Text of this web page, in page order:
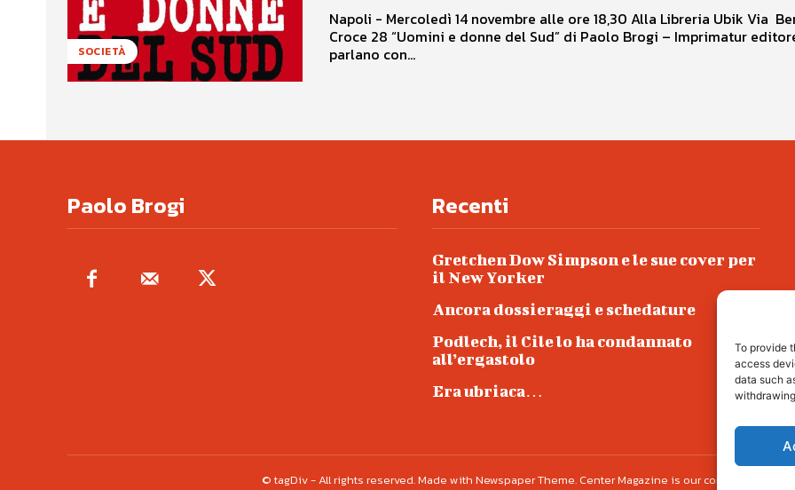
To provide
access
data such
SOCIETÀ
Napoli - Mercoledì 14 novembre alle ore 18,30 Alla Libreria Ubik Via Benedetto
Croce 28 “Uomini e donne del Sud” di Paolo Brogi – Imprimatur editore Ne
parlano con...
Paolo Brogi Recenti
Gretchen Dow Simpson e le sue cover per
il New Yorker
Ancora dossieraggi e schedature
Podlech, il Cile lo ha condannato
all’ergastolo
Era ubriaca…
© tagDiv - All rights reserved. Made with Newspaper Theme. Center Magazine is our complete News